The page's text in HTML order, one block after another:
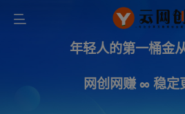
年轻人的第一桶金
网创网赚 ∞ 稳定